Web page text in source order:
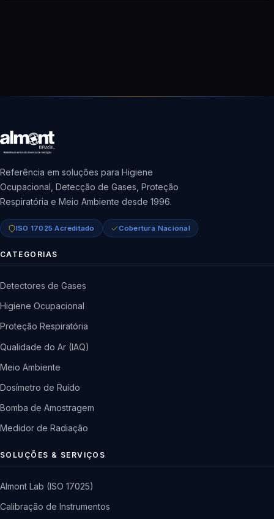
Referência em soluções para Higiene
Ocupacional, Detecção de Gases, Proteção
Respiratória e Meio Ambiente desde 1996.
ISO 17025 Acreditado Cobertura Nacional
CATEGORIAS
Detectores de Gases
Higiene Ocupacional
Proteção Respiratória
Qualidade do Ar (IAQ)
Meio Ambiente
Dosímetro de Ruído
Bomba de Amostragem
Medidor de Radiação
SOLUÇÕES & SERVIÇOS
Almont Lab (ISO 17025)
Calibração de Instrumentos